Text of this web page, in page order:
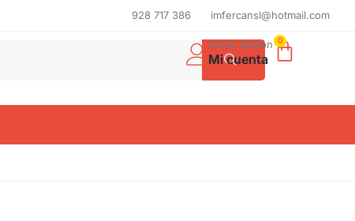
928 717 386 imfercansl@hotmail.com
Iniciar Sesión
Mi cuenta
0